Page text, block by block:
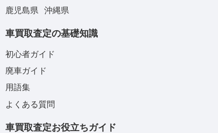
鹿児島県
沖縄県
車買取査定の基礎知識
初心者ガイド
廃車ガイド
用語集
よくある質問
車買取査定お役立ちガイド